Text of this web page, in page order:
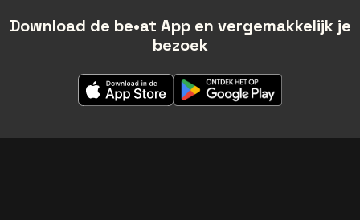
Download de be•at App en vergemakkelijk je
bezoek